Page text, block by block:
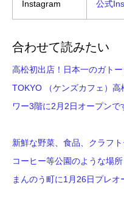
Instagram 公式
合わせて読みたい
高松初出店！日本一のガト
TOKYO （ケンズカフェ）
ワー3階に2月2日オープン
新鮮な野菜、食品、クラフ
コーヒー等公園のような場
まんのう町に1月26日プレ